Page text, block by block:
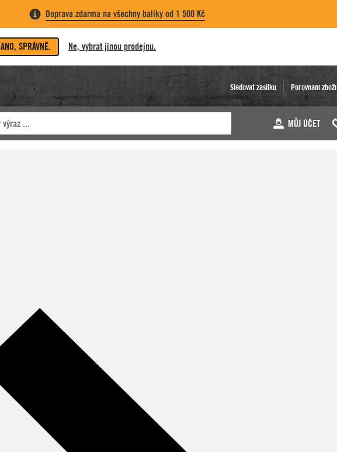
Doprava zdarma na všechny balíky od 1 500 Kč
ANO, SPRÁVNĚ. Ne, vybrat jinou prodejnu.
Sledovat zásilku Porovnání zboží
MŮJ ÚČET